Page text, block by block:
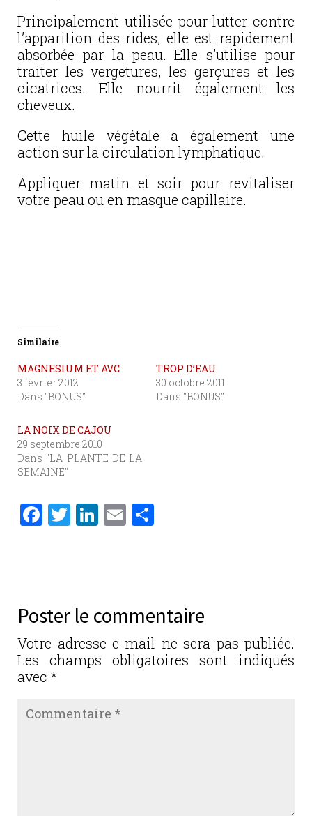
Principalement utilisée pour lutter contre
l’apparition des rides, elle est rapidement
absorbée par la peau. Elle s’utilise pour
traiter les vergetures, les gerçures et les
cicatrices. Elle nourrit également les
cheveux.
Cette huile végétale a également une
action sur la circulation lymphatique.
Appliquer matin et soir pour revitaliser
votre peau ou en masque capillaire.
Similaire
MAGNESIUM ET AVC
3 février 2012
Dans "BONUS"
TROP D’EAU
30 octobre 2011
Dans "BONUS"
LA NOIX DE CAJOU
29 septembre 2010
Dans "LA PLANTE DE LA
SEMAINE"
F
b
o
o
k
T
r
Li
n
E
er
Poster le commentaire
Votre adresse e-mail ne sera pas publiée.
Les champs obligatoires sont indiqués
avec *